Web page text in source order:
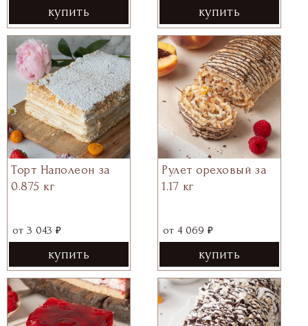
купить купить
Торт Наполеон за
0.875 кг
от 3 043 ₽
купить
Рулет ореховый за
1.17 кг
от 4 069 ₽
купить